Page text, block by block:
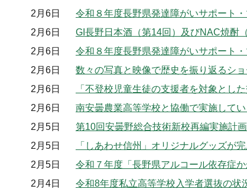
2月6日
令和８年度長野県発達障がいサポート
2月6日
GI長野日本酒（第14回）及びNAC焼酎
2月6日
令和８年度長野県発達障がいサポート
2月6日
数々の写真と映像で歴史を振り返るシ
2月6日
「不登校児童生徒の支援者を対象とし
2月6日
南安曇農業高等学校と協働で実施して
2月5日
第10回安曇野総合技術新校再編実施計
2月5日
「しあわせ信州」オリジナルグッズが
2月5日
令和７年度「長野県アルコール依存症
2月4日
令和8年度私立高等学校入学者選抜の状